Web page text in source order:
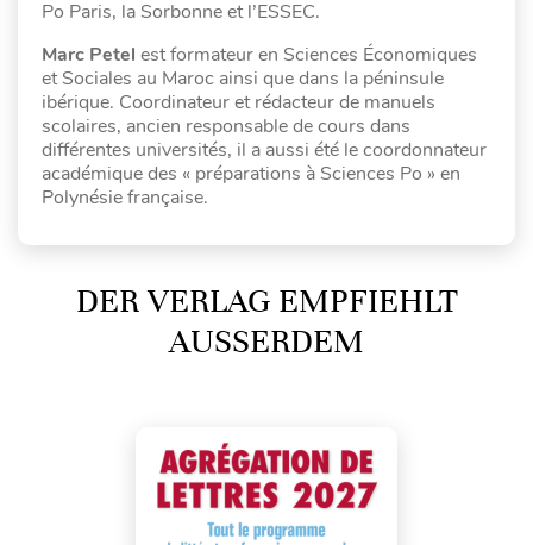
Po Paris, la Sorbonne et l’ESSEC.
Marc Petel est formateur en Sciences Économiques
et Sociales au Maroc ainsi que dans la péninsule
ibérique. Coordinateur et rédacteur de manuels
scolaires, ancien responsable de cours dans
différentes universités, il a aussi été le coordonnateur
académique des « préparations à Sciences Po » en
Polynésie française.
DER VERLAG EMPFIEHLT
AUSSERDEM